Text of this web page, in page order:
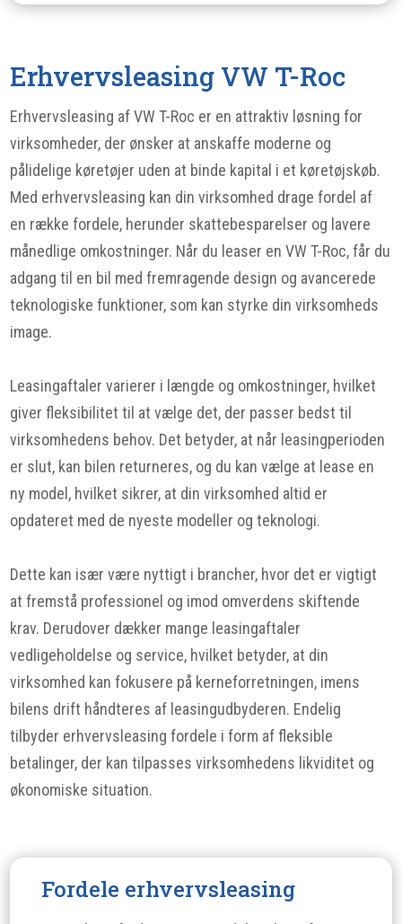
Erhvervsleasing VW T-Roc
Erhvervsleasing af VW T-Roc er en attraktiv løsning for
virksomheder, der ønsker at anskaffe moderne og
pålidelige køretøjer uden at binde kapital i et køretøjskøb.
Med erhvervsleasing kan din virksomhed drage fordel af
en række fordele, herunder skattebesparelser og lavere
månedlige omkostninger. Når du leaser en VW T-Roc, får du
adgang til en bil med fremragende design og avancerede
teknologiske funktioner, som kan styrke din virksomheds
image.
Leasingaftaler varierer i længde og omkostninger, hvilket
giver fleksibilitet til at vælge det, der passer bedst til
virksomhedens behov. Det betyder, at når leasingperioden
er slut, kan bilen returneres, og du kan vælge at lease en
ny model, hvilket sikrer, at din virksomhed altid er
opdateret med de nyeste modeller og teknologi.
Dette kan især være nyttigt i brancher, hvor det er vigtigt
at fremstå professionel og imod omverdens skiftende
krav. Derudover dækker mange leasingaftaler
vedligeholdelse og service, hvilket betyder, at din
virksomhed kan fokusere på kerneforretningen, imens
bilens drift håndteres af leasingudbyderen. Endelig
tilbyder erhvervsleasing fordele i form af fleksible
betalinger, der kan tilpasses virksomhedens likviditet og
økonomiske situation.
Fordele erhvervsleasing